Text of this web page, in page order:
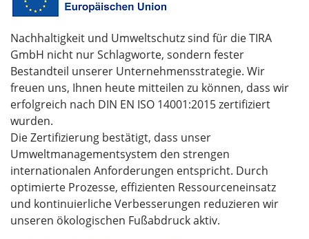
Nachhaltigkeit und Umweltschutz sind für die TIRA
GmbH nicht nur Schlagworte, sondern fester
Bestandteil unserer Unternehmensstrategie. Wir
freuen uns, Ihnen heute mitteilen zu können, dass wir
erfolgreich nach DIN EN ISO 14001:2015 zertifiziert
wurden.
Die Zertifizierung bestätigt, dass unser
Umweltmanagementsystem den strengen
internationalen Anforderungen entspricht. Durch
optimierte Prozesse, effizienten Ressourceneinsatz
und kontinuierliche Verbesserungen reduzieren wir
unseren ökologischen Fußabdruck aktiv.